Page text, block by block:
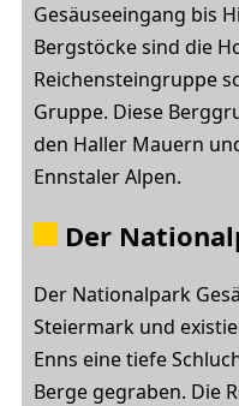
Gesäuseeingang bis
Bergstöcke sind die
Reichensteingruppe
Gruppe. Diese
den Haller Mauern
Ennstaler Alpen.
Der
Der Nationalpark
Steiermark und
Enns eine tiefe
Berge gegraben. Die